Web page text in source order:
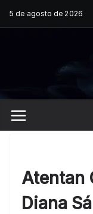
Saltar
al
5 de agosto de 2026
Atentan
Diana